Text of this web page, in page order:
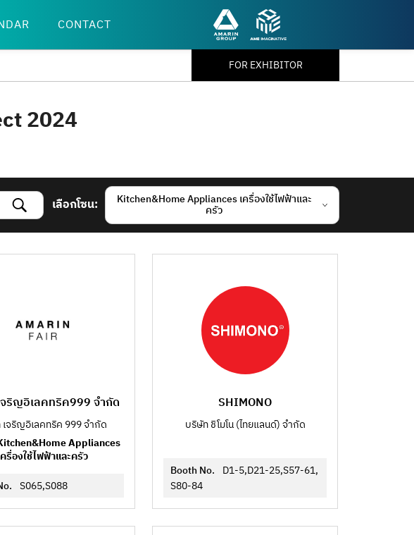
CONTACT
FOR EXHIBITOR
2024
เลือกโซน: Kitchen&Home Appliances เครื่องใช้ไฟฟ้าและ
ครัว
ริญอิเลคทริค999 จำกัด
จริญอิเลคทริค 999 จำกัด
Appliances
รื่องใช้ไฟฟ้าและครัว
S065,S088
SHIMONO
บริษัท ชิโมโน (ไทยแลนด์) จำกัด
Booth No. D1-5,D21-25,S57-61,
S80-84